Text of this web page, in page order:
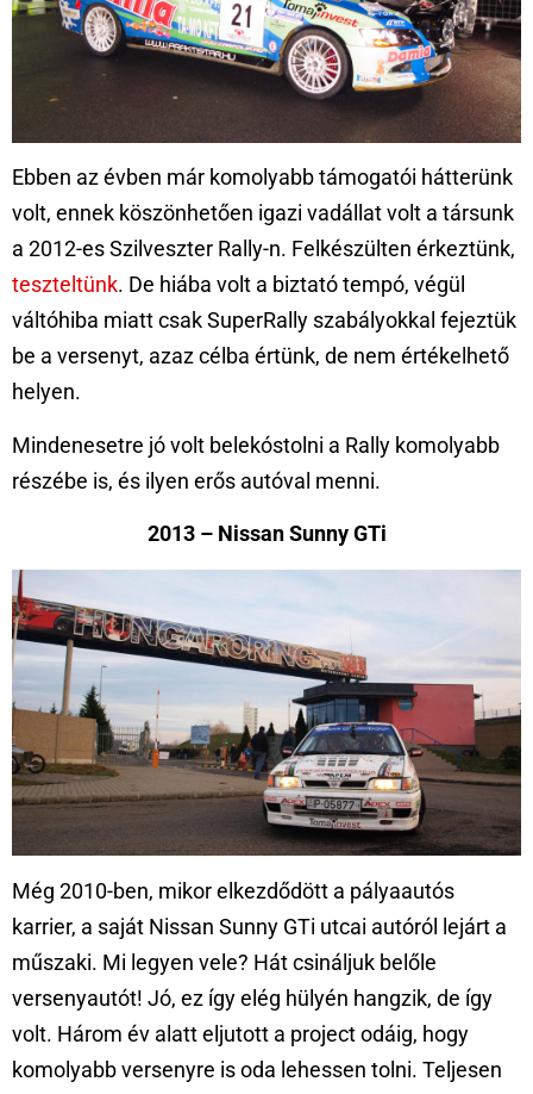
Ebben az évben már komolyabb támogatói hátterünk
volt, ennek köszönhetően igazi vadállat volt a társunk
a 2012-es Szilveszter Rally-n. Felkészülten érkeztünk,
teszteltünk. De hiába volt a biztató tempó, végül
váltóhiba miatt csak SuperRally szabályokkal fejeztük
be a versenyt, azaz célba értünk, de nem értékelhető
helyen.
Mindenesetre jó volt belekóstolni a Rally komolyabb
részébe is, és ilyen erős autóval menni.
2013 – Nissan Sunny GTi
Még 2010-ben, mikor elkezdődött a pályaautós
karrier, a saját Nissan Sunny GTi utcai autóról lejárt a
műszaki. Mi legyen vele? Hát csináljuk belőle
versenyautót! Jó, ez így elég hülyén hangzik, de így
volt. Három év alatt eljutott a project odáig, hogy
komolyabb versenyre is oda lehessen tolni. Teljesen